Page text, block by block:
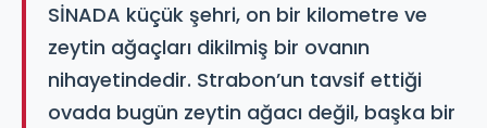
SİNADA küçük şehri, on bir kilometre ve
zeytin ağaçları dikilmiş bir ovanın
nihayetindedir. Strabon’un tavsif ettiği
ovada bugün zeytin ağacı değil, başka bir